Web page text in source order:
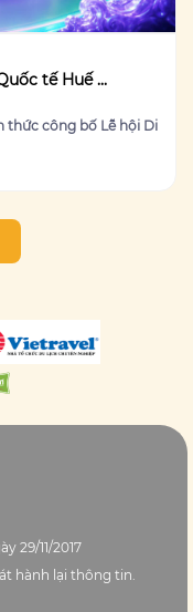
tế Huế ...
thức công bố Lễ hội Di
29/11/2017
hành lại thông tin.